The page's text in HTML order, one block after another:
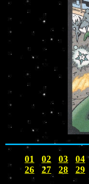
01 02 03 04
26
27 28 29